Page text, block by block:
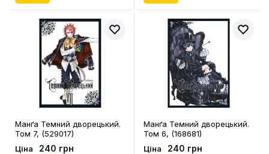
Манґа Темний дворецький.
Том 7, (529017)
Ціна 240 грн
Манґа Темний дворецький.
Том 6, (168681)
Ціна 240 грн